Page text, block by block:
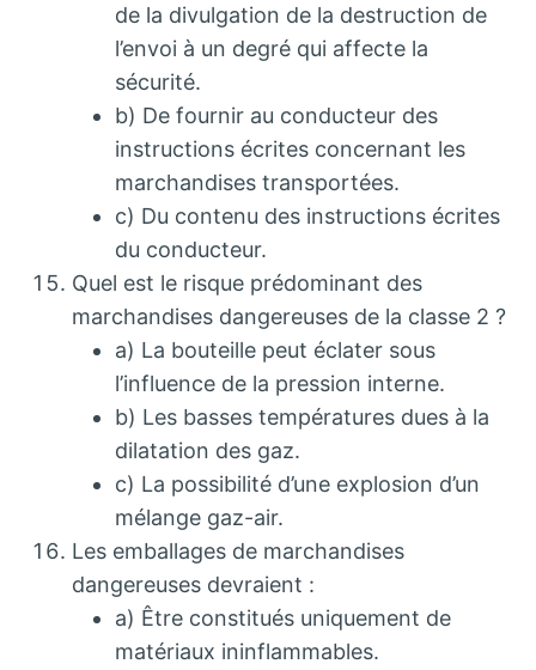
de la divulgation de la destruction de
l’envoi à un degré qui affecte la
sécurité.
b) De fournir au conducteur des
instructions écrites concernant les
marchandises transportées.
c) Du contenu des instructions écrites
du conducteur.
Quel est le risque prédominant des
marchandises dangereuses de la classe 2 ?
a) La bouteille peut éclater sous
l’influence de la pression interne.
b) Les basses températures dues à la
dilatation des gaz.
c) La possibilité d’une explosion d’un
mélange gaz-air.
Les emballages de marchandises
dangereuses devraient :
a) Être constitués uniquement de
matériaux ininflammables.